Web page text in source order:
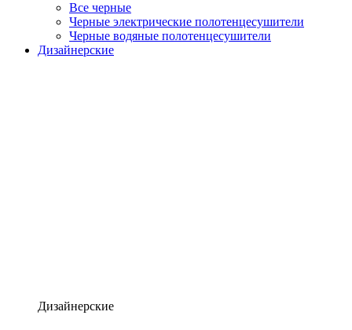
Все черные
Черные электрические полотенцесушители
Черные водяные полотенцесушители
Дизайнерские
Дизайнерские